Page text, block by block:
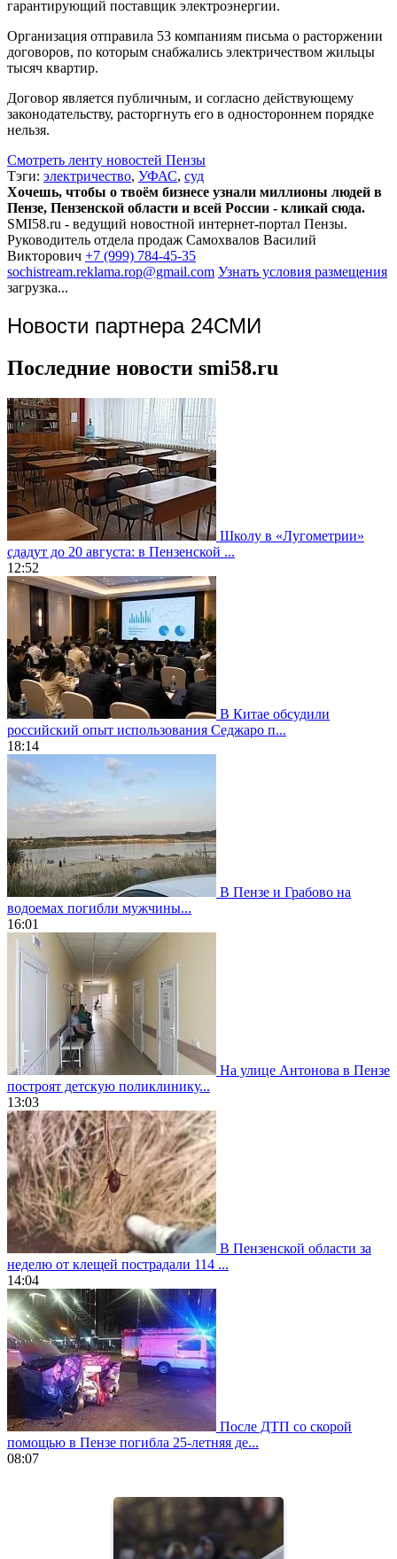
гарантирующий поставщик электроэнергии.
Организация отправила 53 компаниям письма о расторжении
договоров, по которым снабжались электричеством жильцы
тысяч квартир.
Договор является публичным, и согласно действующему
законодательству, расторгнуть его в одностороннем порядке
нельзя.
Смотреть ленту новостей Пензы
Тэги: электричество, УФАС, суд
Хочешь, чтобы о твоём бизнесе узнали миллионы людей в
Пензе, Пензенской области и всей России - кликай сюда.
SMI58.ru - ведущий новостной интернет-портал Пензы.
Руководитель отдела продаж Самохвалов Василий
Викторович +7 (999) 784-45-35
sochistream.reklama.rop@gmail.com Узнать условия размещения
загрузка...
Новости партнера 24СМИ
Последние новости smi58.ru
Школу в «Лугометрии»
сдадут до 20 августа: в Пензенской ...
12:52
В Китае обсудили
российский опыт использования Седжаро п...
18:14
В Пензе и Грабово на
водоемах погибли мужчины...
16:01
На улице Антонова в Пензе
построят детскую поликлинику...
13:03
В Пензенской области за
неделю от клещей пострадали 114 ...
14:04
После ДТП со скорой
помощью в Пензе погибла 25-летняя де...
08:07